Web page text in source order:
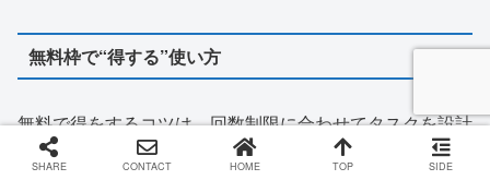
無料枠で“得する”使い方
無料で得をするコツは、回数制限に合わせてタスクを設計
することです。例えば、いきなり「全部やって」ではな
SHARE CONTACT HOME TOP SIDE